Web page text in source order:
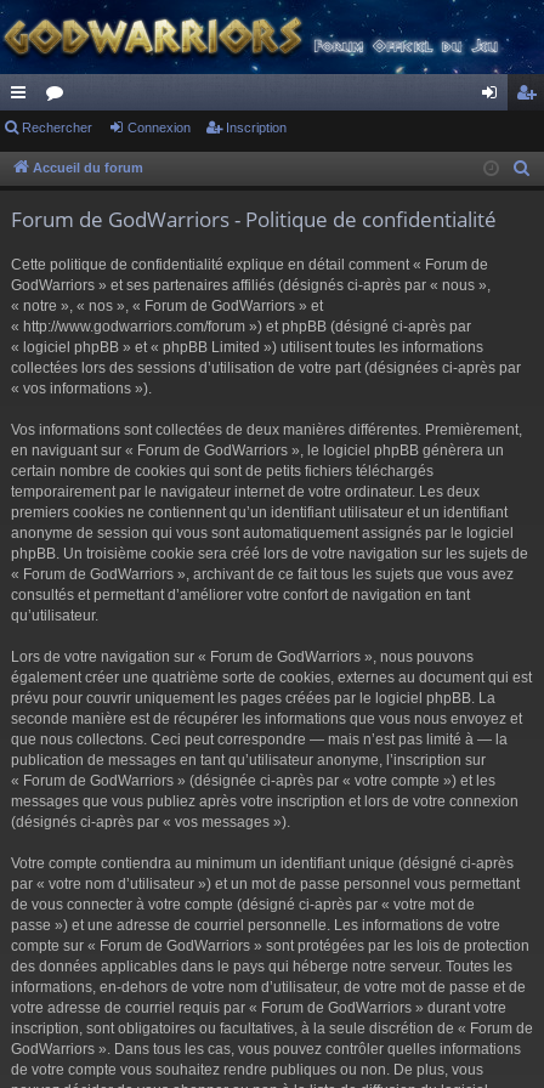
ac
co
s
or
u ne cri
Rechercher Connexion Inscription
Accueil du forum
Forum de GodWarriors - Politique de confidentialité
Cette politique de confidentialité explique en détail comment « Forum de
GodWarriors » et ses partenaires affiliés (désignés ci-après par « nous »,
« notre », « nos », « Forum de GodWarriors » et
« http://www.godwarriors.com/forum ») et phpBB (désigné ci-après par
« logiciel phpBB » et « phpBB Limited ») utilisent toutes les informations
collectées lors des sessions d’utilisation de votre part (désignées ci-après par
« vos informations »).
Vos informations sont collectées de deux manières différentes. Premièrement,
en naviguant sur « Forum de GodWarriors », le logiciel phpBB génèrera un
certain nombre de cookies qui sont de petits fichiers téléchargés
temporairement par le navigateur internet de votre ordinateur. Les deux
premiers cookies ne contiennent qu’un identifiant utilisateur et un identifiant
anonyme de session qui vous sont automatiquement assignés par le logiciel
phpBB. Un troisième cookie sera créé lors de votre navigation sur les sujets de
« Forum de GodWarriors », archivant de ce fait tous les sujets que vous avez
consultés et permettant d’améliorer votre confort de navigation en tant
qu’utilisateur.
Lors de votre navigation sur « Forum de GodWarriors », nous pouvons
également créer une quatrième sorte de cookies, externes au document qui est
prévu pour couvrir uniquement les pages créées par le logiciel phpBB. La
seconde manière est de récupérer les informations que vous nous envoyez et
que nous collectons. Ceci peut correspondre — mais n’est pas limité à — la
publication de messages en tant qu’utilisateur anonyme, l’inscription sur
« Forum de GodWarriors » (désignée ci-après par « votre compte ») et les
messages que vous publiez après votre inscription et lors de votre connexion
(désignés ci-après par « vos messages »).
Votre compte contiendra au minimum un identifiant unique (désigné ci-après
par « votre nom d’utilisateur ») et un mot de passe personnel vous permettant
de vous connecter à votre compte (désigné ci-après par « votre mot de
passe ») et une adresse de courriel personnelle. Les informations de votre
compte sur « Forum de GodWarriors » sont protégées par les lois de protection
des données applicables dans le pays qui héberge notre serveur. Toutes les
informations, en-dehors de votre nom d’utilisateur, de votre mot de passe et de
votre adresse de courriel requis par « Forum de GodWarriors » durant votre
inscription, sont obligatoires ou facultatives, à la seule discrétion de « Forum de
GodWarriors ». Dans tous les cas, vous pouvez contrôler quelles informations
de votre compte vous souhaitez rendre publiques ou non. De plus, vous